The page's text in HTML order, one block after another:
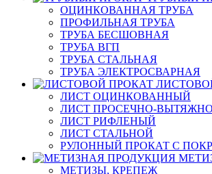
ОЦИНКОВАННАЯ ТРУБА
ПРОФИЛЬНАЯ ТРУБА
ТРУБА БЕСШОВНАЯ
ТРУБА ВГП
ТРУБА СТАЛЬНАЯ
ТРУБА ЭЛЕКТРОСВАРНАЯ
ЛИСТ ОЦИНКОВАННЫЙ
ЛИСТ ПРОСЕЧНО-
ЛИСТ РИФЛЕНЫЙ
ЛИСТ СТАЛЬНОЙ
РУЛОННЫЙ ПРОКАТ С
МЕТИЗЫ, КРЕПЕЖ